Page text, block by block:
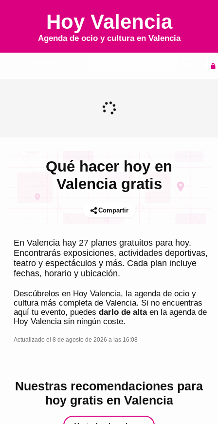
Hoy Valencia
Agenda de ocio y cultura en Valencia
Qué hacer hoy en
Valencia gratis
Compartir
En Valencia hay 27 planes gratuitos para hoy.
Encontrarás exposiciones, actividades deportivas,
teatro y espectáculos y más. Cada plan incluye
fechas, horario y ubicación.
Descúbrelos en Hoy Valencia, la agenda de ocio y
cultura más completa de Valencia. Si no encuentras
aquí tu evento, puedes darlo de altaen la agenda de
Hoy Valenciasin ningún coste.
Actualizado el 8 de agosto de 2026 a las 16:08
Nuestras recomendaciones para
hoy gratis en Valencia